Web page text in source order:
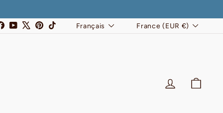
FacebookYouTubePinterest
TikTok LANGUE
Français DEVISE
France (EUR €)
SE